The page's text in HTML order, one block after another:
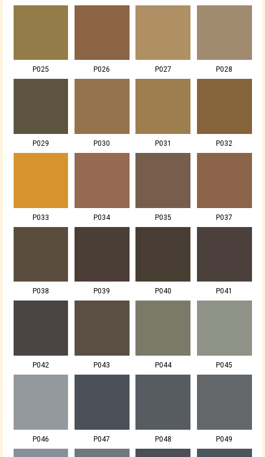
P025 P026 P027 P028
P029 P030 P031 P032
P033 P034 P035 P037
P038 P039 P040 P041
P042 P043 P044 P045
P046 P047 P048 P049